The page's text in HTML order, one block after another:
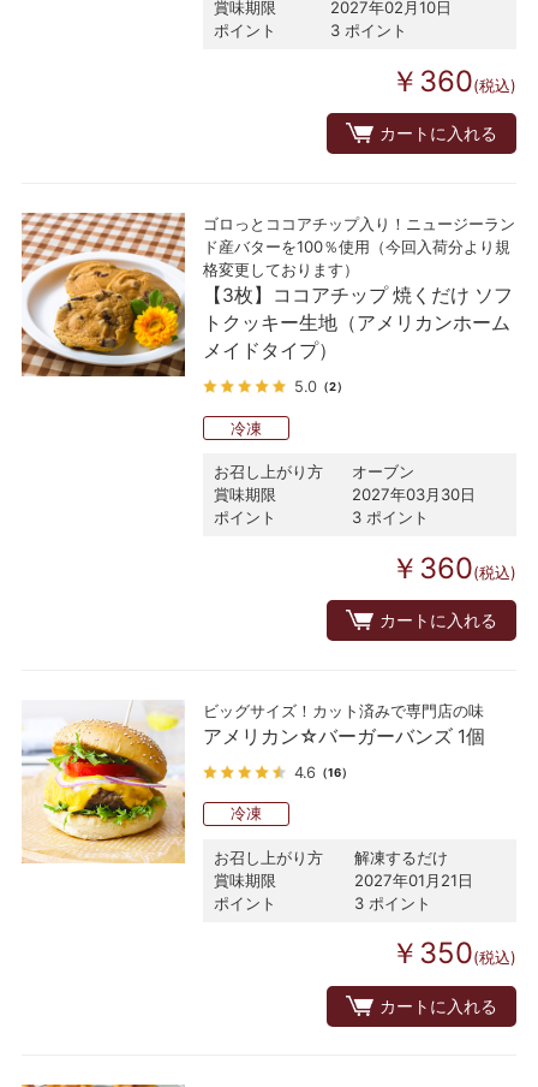
賞味期限
2027年02月10日
ポイント
3 ポイント
￥360(税込)
カートに入れる
ゴロっとココアチップ入り！ニュージーラン
ド産バターを100％使用（今回入荷分より規
格変更しております）
【3枚】ココアチップ 焼くだけ ソフ
トクッキー生地（アメリカンホーム
メイドタイプ）
5.0 （2）
冷凍
お召し上がり方
オーブン
賞味期限
2027年03月30日
ポイント
3 ポイント
￥360(税込)
カートに入れる
ビッグサイズ！カット済みで専門店の味
アメリカン☆バーガーバンズ 1個
4.6 （16）
冷凍
お召し上がり方
解凍するだけ
賞味期限
2027年01月21日
ポイント
3 ポイント
￥350(税込)
カートに入れる